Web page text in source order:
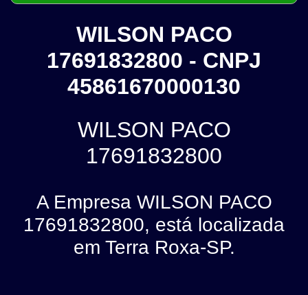
WILSON PACO
17691832800 - CNPJ
45861670000130
WILSON PACO
17691832800
A Empresa WILSON PACO
17691832800, está localizada
em Terra Roxa-SP.